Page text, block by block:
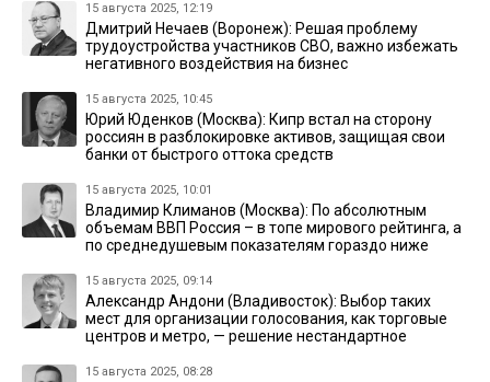
15 августа 2025, 12:19
Дмитрий Нечаев (Воронеж): Решая проблему
трудоустройства участников СВО, важно избежать
негативного воздействия на бизнес
15 августа 2025, 10:45
Юрий Юденков (Москва): Кипр встал на сторону
россиян в разблокировке активов, защищая свои
банки от быстрого оттока средств
15 августа 2025, 10:01
Владимир Климанов (Москва): По абсолютным
объемам ВВП Россия – в топе мирового рейтинга, а
по среднедушевым показателям гораздо ниже
15 августа 2025, 09:14
Александр Андони (Владивосток): Выбор таких
мест для организации голосования, как торговые
центров и метро, — решение нестандартное
15 августа 2025, 08:28